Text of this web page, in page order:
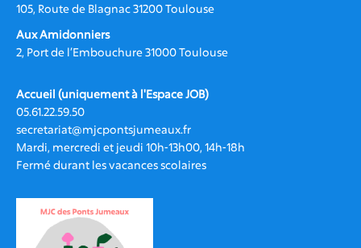
105, Route de Blagnac 31200 Toulouse
Aux Amidonniers
2, Port de l’Embouchure 31000 Toulouse
Accueil (uniquement à l'Espace JOB)
05.61.22.59.50
secretariat@mjcpontsjumeaux.fr
Mardi, mercredi et jeudi 10h-13h00, 14h-18h
Fermé durant les vacances scolaires